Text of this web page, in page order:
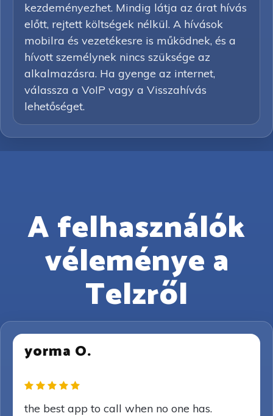
kezdeményezhet. Mindig látja az árat hívás
előtt, rejtett költségek nélkül. A hívások
mobilra és vezetékesre is működnek, és a
hívott személynek nincs szüksége az
alkalmazásra. Ha gyenge az internet,
válassza a VoIP vagy a Visszahívás
lehetőséget.
A felhasználók
véleménye a
Telzről
yorma O.
the best app to call when no one has.